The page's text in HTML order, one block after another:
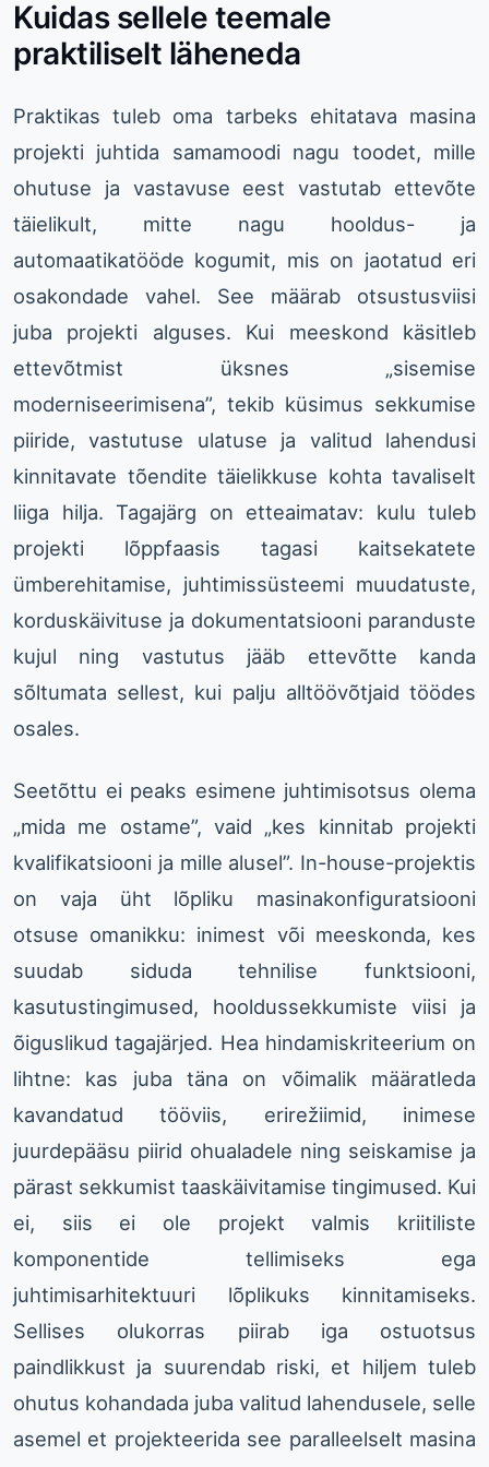
Kuidas sellele teemale
praktiliselt läheneda
Praktikas tuleb oma tarbeks ehitatava masina
projekti juhtida samamoodi nagu toodet, mille
ohutuse ja vastavuse eest vastutab ettevõte
täielikult, mitte nagu hooldus- ja
automaatikatööde kogumit, mis on jaotatud eri
osakondade vahel. See määrab otsustusviisi
juba projekti alguses. Kui meeskond käsitleb
ettevõtmist üksnes „sisemise
moderniseerimisena”, tekib küsimus sekkumise
piiride, vastutuse ulatuse ja valitud lahendusi
kinnitavate tõendite täielikkuse kohta tavaliselt
liiga hilja. Tagajärg on etteaimatav: kulu tuleb
projekti lõppfaasis tagasi kaitsekatete
ümberehitamise, juhtimissüsteemi muudatuste,
korduskäivituse ja dokumentatsiooni paranduste
kujul ning vastutus jääb ettevõtte kanda
sõltumata sellest, kui palju alltöövõtjaid töödes
osales.
Seetõttu ei peaks esimene juhtimisotsus olema
„mida me ostame”, vaid „kes kinnitab projekti
kvalifikatsiooni ja mille alusel”. In-house-projektis
on vaja üht lõpliku masinakonfiguratsiooni
otsuse omanikku: inimest või meeskonda, kes
suudab siduda tehnilise funktsiooni,
kasutustingimused, hooldussekkumiste viisi ja
õiguslikud tagajärjed. Hea hindamiskriteerium on
lihtne: kas juba täna on võimalik määratleda
kavandatud tööviis, erirežiimid, inimese
juurdepääsu piirid ohualadele ning seiskamise ja
pärast sekkumist taaskäivitamise tingimused. Kui
ei, siis ei ole projekt valmis kriitiliste
komponentide tellimiseks ega
juhtimisarhitektuuri lõplikuks kinnitamiseks.
Sellises olukorras piirab iga ostuotsus
paindlikkust ja suurendab riski, et hiljem tuleb
ohutus kohandada juba valitud lahendusele, selle
asemel et projekteerida see paralleelselt masina